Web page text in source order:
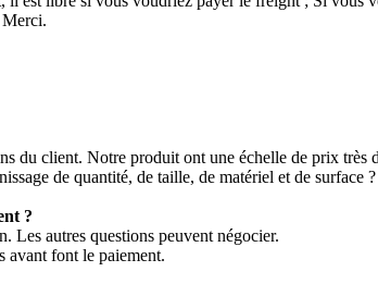
Merci.
du client. Notre produit ont une échelle de prix très
de quantité, de taille, de matériel et de
?
Les autres questions peuvent négocier.
avant font le paiement.